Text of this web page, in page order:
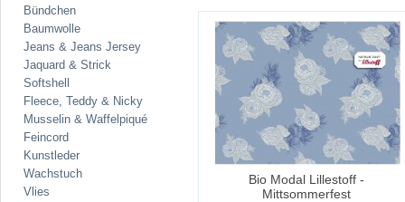
Bündchen
Baumwolle
Jeans & Jeans Jersey
Jaquard & Strick
Softshell
Fleece, Teddy & Nicky
Musselin & Waffelpiqué
Feincord
Kunstleder
Wachstuch
Vlies
Bio Modal Lillestoff -
Mittsommerfest